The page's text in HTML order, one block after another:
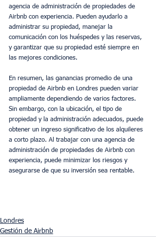
agencia de administración de propiedades de
Airbnb con experiencia. Pueden ayudarlo a
administrar su propiedad, manejar la
comunicación con los huéspedes y las reservas,
y garantizar que su propiedad esté siempre en
las mejores condiciones.
En resumen, las ganancias promedio de una
propiedad de Airbnb en Londres pueden variar
ampliamente dependiendo de varios factores.
Sin embargo, con la ubicación, el tipo de
propiedad y la administración adecuados, puede
obtener un ingreso significativo de los alquileres
a corto plazo. Al trabajar con una agencia de
administración de propiedades de Airbnb con
experiencia, puede minimizar los riesgos y
asegurarse de que su inversión sea rentable.
Londres
Gestión de Airbnb